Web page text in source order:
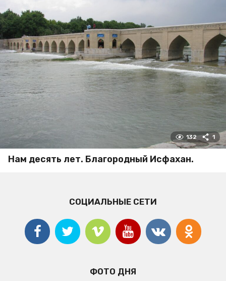
132 1
Нам десять лет. Благородный Исфахан.
СОЦИАЛЬНЫЕ СЕТИ
ФОТО ДНЯ